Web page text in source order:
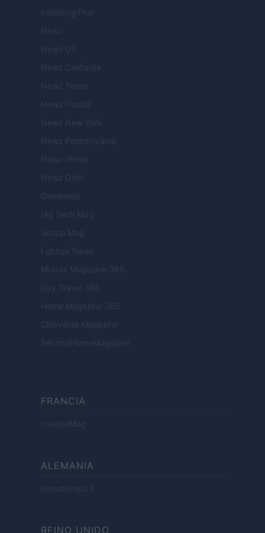
Investing Plus
Newz
Newz US
Newz California
Newz Texas
Newz Florida
Newz New York
Newz Pennsylvania
Newz Illinois
Newz Ohio
Gameland
Hig Tech Mag
Scoop Mag
Lgbtqia News
Motors Magazine 365
Day Travel 365
Home Magazine 365
Cineverse Magazine
SecondHomeMagazine
FRANCIA
InvestirMag
ALEMANIA
Investieren24
REINO UNIDO